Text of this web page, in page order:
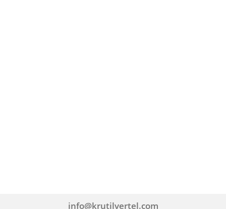
info@krutilvertel.com